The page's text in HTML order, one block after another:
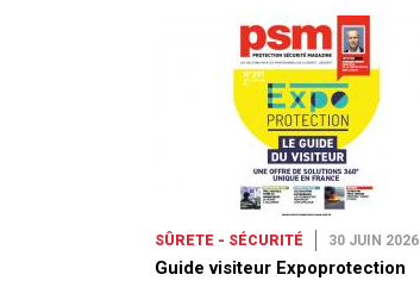
SÛRETE - SÉCURITÉ 30 JUIN 2026
Guide visiteur Expoprotection